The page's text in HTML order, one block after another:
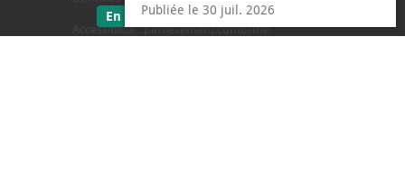
En savoir plussur les données personnelles
J'ai compris
le message
Publiée le 30 juil. 2026
Accessibilité : partiellement conforme